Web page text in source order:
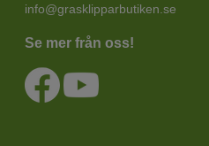
info@grasklipparbutiken.se
Se mer från oss!